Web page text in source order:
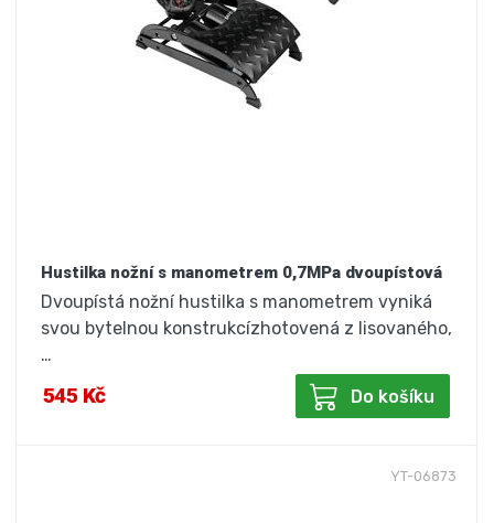
Hustilka nožní s manometrem 0,7MPa dvoupístová
Dvoupístá nožní hustilka s manometrem vyniká
svou bytelnou konstrukcízhotovená z lisovaného,
…
545 Kč Do košíku
YT-06873